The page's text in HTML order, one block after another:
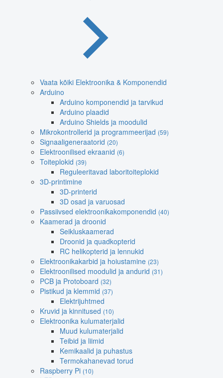
Vaata kõiki Elektroonika & Komponendid
Arduino
Arduino komponendid ja tarvikud
Arduino plaadid
Arduino Shields ja moodulid
Mikrokontrollerid ja programmeerijad (59)
Signaaligeneraatorid (20)
Elektroonilised ekraanid (6)
Toiteplokid (39)
Reguleeritavad laboritoiteplokid
3D-printimine
3D-printerid
3D osad ja varuosad
Passiivsed elektroonikakomponendid (40)
Kaamerad ja droonid
Seikluskaamerad
Droonid ja quadkopterid
RC helikopterid ja lennukid
Elektroonikakarbid ja hoiustamine (23)
Elektroonilised moodulid ja andurid (31)
PCB ja Protoboard (32)
Pistikud ja klemmid (37)
Elektrijuhtmed
Kruvid ja kinnitused (10)
Elektroonika kulumaterjalid
Muud kulumaterjalid
Teibid ja liimid
Kemikaalid ja puhastus
Termokahanevad torud
Raspberry Pi (10)